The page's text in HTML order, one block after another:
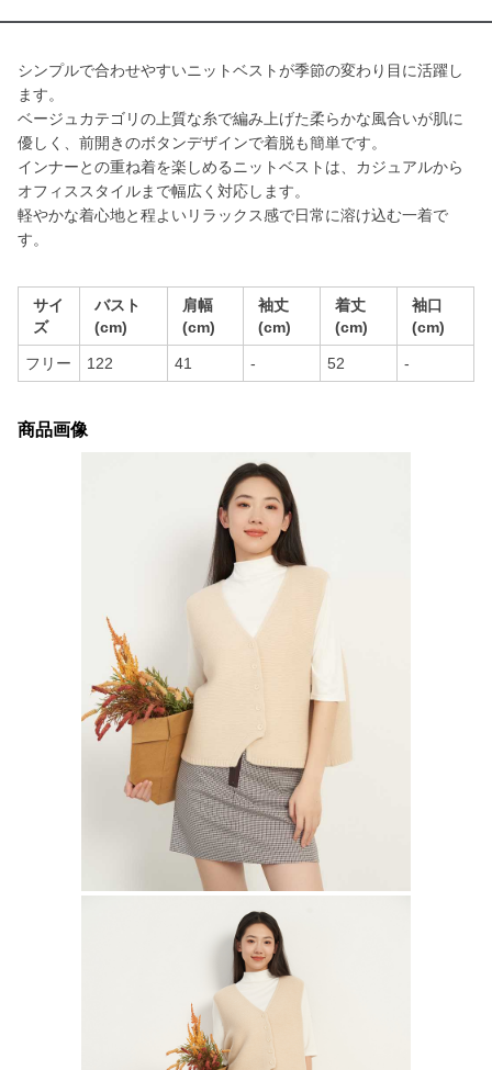
シンプルで合わせやすいニットベストが季節の変わり目に活躍し
ます。
ベージュカテゴリの上質な糸で編み上げた柔らかな風合いが肌に
優しく、前開きのボタンデザインで着脱も簡単です。
インナーとの重ね着を楽しめるニットベストは、カジュアルから
オフィススタイルまで幅広く対応します。
軽やかな着心地と程よいリラックス感で日常に溶け込む一着で
す。
サイ
ズ
バスト
(cm)
肩幅
(cm)
袖丈
(cm)
着丈
(cm)
袖口
(cm)
フリー 122 41 - 52 -
商品画像